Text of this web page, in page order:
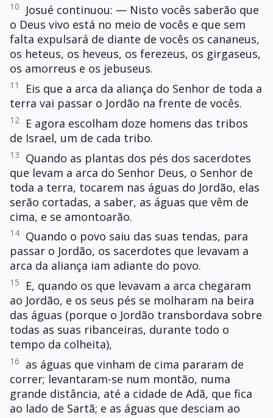
10
Josué continuou: — Nisto vocês saberão que
o Deus vivo está no meio de vocês e que sem
falta expulsará de diante de vocês os cananeus,
os heteus, os heveus, os ferezeus, os girgaseus,
os amorreus e os jebuseus.
11
Eis que a arca da aliança do Senhor de toda a
terra vai passar o Jordão na frente de vocês.
12
E agora escolham doze homens das tribos
de Israel, um de cada tribo.
13
Quando as plantas dos pés dos sacerdotes
que levam a arca do Senhor Deus, o Senhor de
toda a terra, tocarem nas águas do Jordão, elas
serão cortadas, a saber, as águas que vêm de
cima, e se amontoarão.
14 Quando o povo saiu das suas tendas, para
passar o Jordão, os sacerdotes que levavam a
arca da aliança iam adiante do povo.
15
E, quando os que levavam a arca chegaram
ao Jordão, e os seus pés se molharam na beira
das águas (porque o Jordão transbordava sobre
todas as suas ribanceiras, durante todo o
tempo da colheita),
16
as águas que vinham de cima pararam de
correr; levantaram-se num montão, numa
grande distância, até a cidade de Adã, que fica
ao lado de Sartã; e as águas que desciam ao